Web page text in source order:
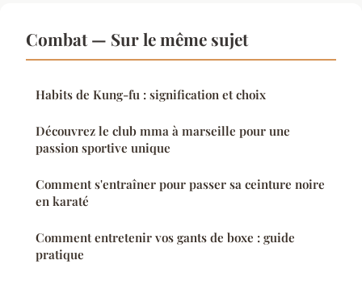
Combat — Sur le même sujet
Habits de Kung-fu : signification et choix
Découvrez le club mma à marseille pour une
passion sportive unique
Comment s'entraîner pour passer sa ceinture noire
en karaté
Comment entretenir vos gants de boxe : guide
pratique